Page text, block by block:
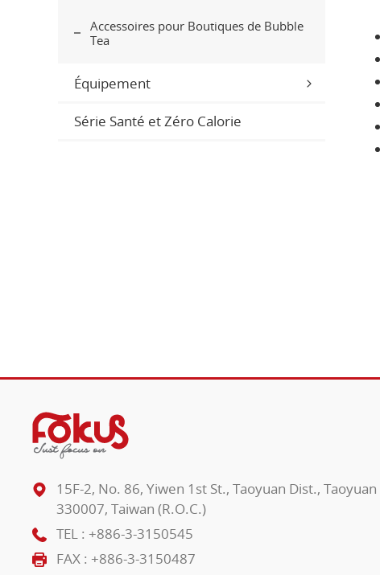
Accessoires pour Boutiques de Bubble
Tea
Équipement
Série Santé et Zéro Calorie
15F-2, No. 86, Yiwen 1st St., Taoyuan Dist.,
330007, Taiwan (R.O.C.)
TEL : +886-3-3150545
FAX : +886-3-3150487